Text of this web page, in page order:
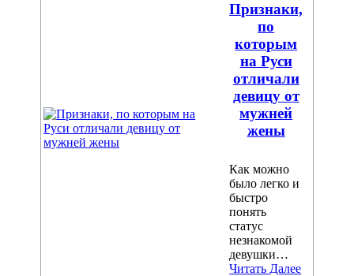
Признаки,
по
которым
на Руси
отличали
девицу от
мужней
жены
Как можно
было легко и
быстро
понять
статус
незнакомой
девушки…
Читать Далее